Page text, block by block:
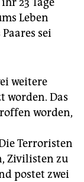
Leben
sei
weitere
worden. Das
worden,
Terroristen
Zivilisten zu
postet zwei